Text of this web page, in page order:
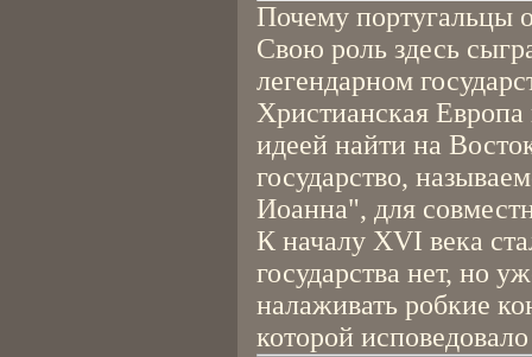
Почему португальцы
Свою роль здесь
легендарном
Христианская
идеей найти на
государство,
Иоанна", для
К началу XVI века
государства нет, но
налаживать робкие
которой